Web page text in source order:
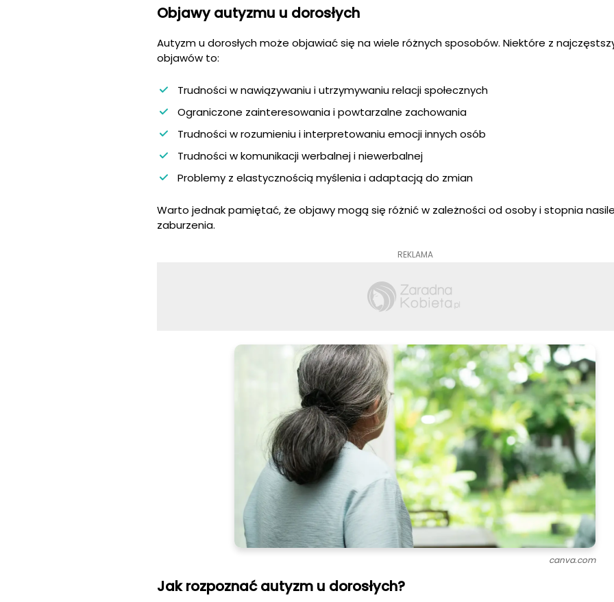
Objawy autyzmu u dorosłych
Autyzm u dorosłych może objawiać się na wiele różnych sposobów. Niektóre z
objawów to:
Trudności w nawiązywaniu i utrzymywaniu relacji społecznych
Ograniczone zainteresowania i powtarzalne zachowania
Trudności w rozumieniu i interpretowaniu emocji innych osób
Trudności w komunikacji werbalnej i niewerbalnej
Problemy z elastycznością myślenia i adaptacją do zmian
Warto jednak pamiętać, że objawy mogą się różnić w zależności od osoby i stopnia
zaburzenia.
REKLAMA
canva.com
Jak rozpoznać autyzm u dorosłych?